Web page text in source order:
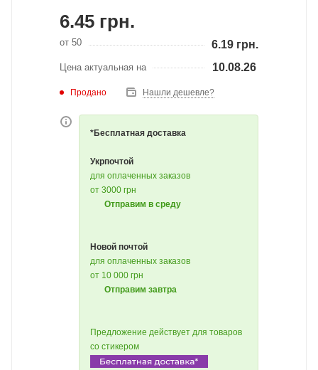
6.45 грн.
от 50 6.19 грн.
Цена актуальная на 10.08.26
Продано Нашли дешевле?
*Бесплатная доставка
Укрпочтой
для оплаченных заказов
от 3000 грн
Отправим в среду
Новой почтой
для оплаченных заказов
от 10 000 грн
Отправим завтра
Предложение действует для товаров
со стикером